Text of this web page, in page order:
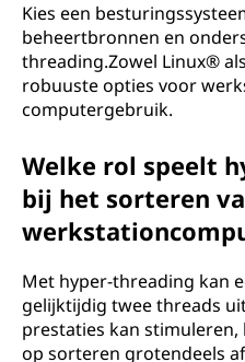
Kies een
beheertbronnen en
threading.Zowel Linux®
robuuste opties voor
computergebruik.
Welke rol speelt
bij het sorteren
Met hyper-threading kan
gelijktijdig twee threads
prestaties kan
op sorteren grotendeels